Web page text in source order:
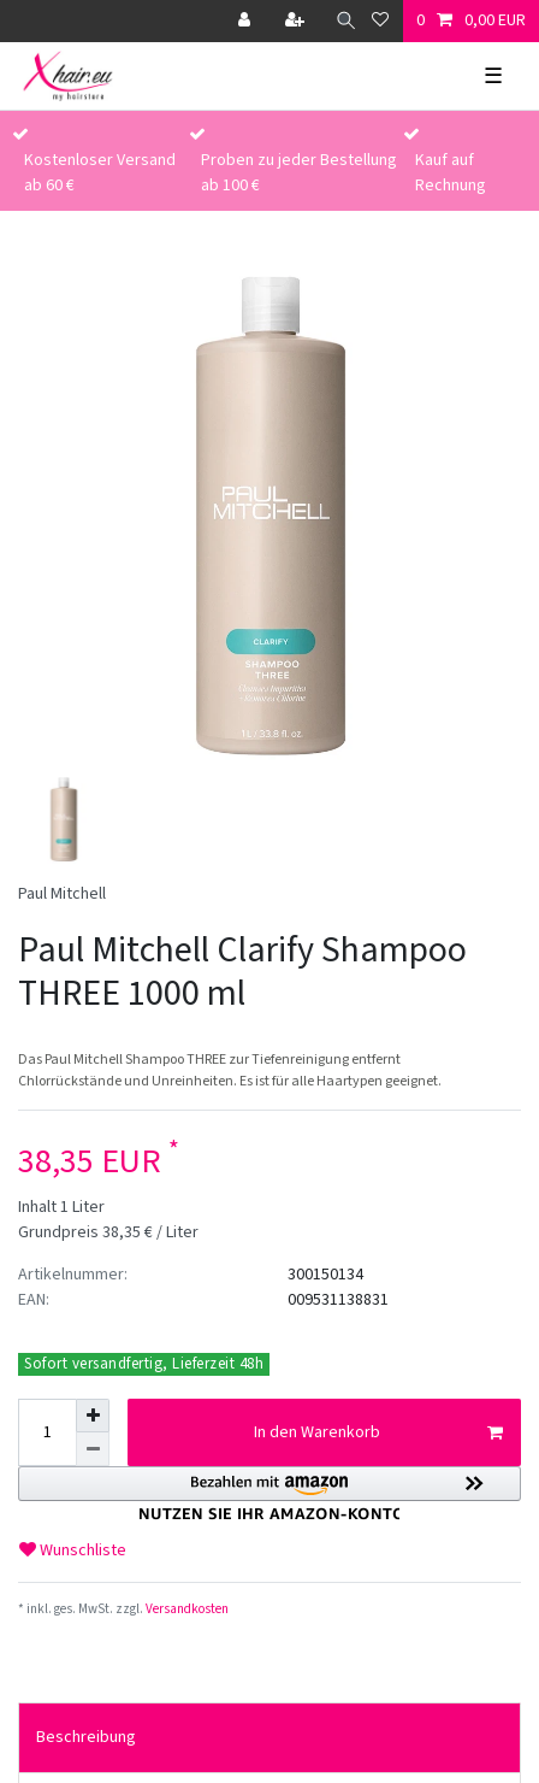
0 0,00 EUR
☰
Kostenloser Versand
ab 60 €
Proben zu jeder Bestellung
ab 100 €
Kauf auf
Rechnung
Paul Mitchell
Paul Mitchell Clarify Shampoo
THREE 1000 ml
Das Paul Mitchell Shampoo THREE zur Tiefenreinigung entfernt
Chlorrückstände und Unreinheiten. Es ist für alle Haartypen geeignet.
38,35 EUR *
Inhalt1 Liter
Grundpreis 38,35 € / Liter
Artikelnummer:
EAN:
300150134
009531138831
Sofort versandfertig, Lieferzeit 48h
In den Warenkorb
Wunschliste
* inkl. ges. MwSt. zzgl. Versandkosten
Beschreibung